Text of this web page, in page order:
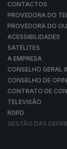
CONTACTOS
PROVEDORA DO
PROVEDORA DO
ACESSIBILIDADES
SATÉLITES
A EMPRESA
CONSELHO GERAL
CONSELHO DE
CONTRATO DE
TELEVISÃO
RGPD
GESTÃO DAS